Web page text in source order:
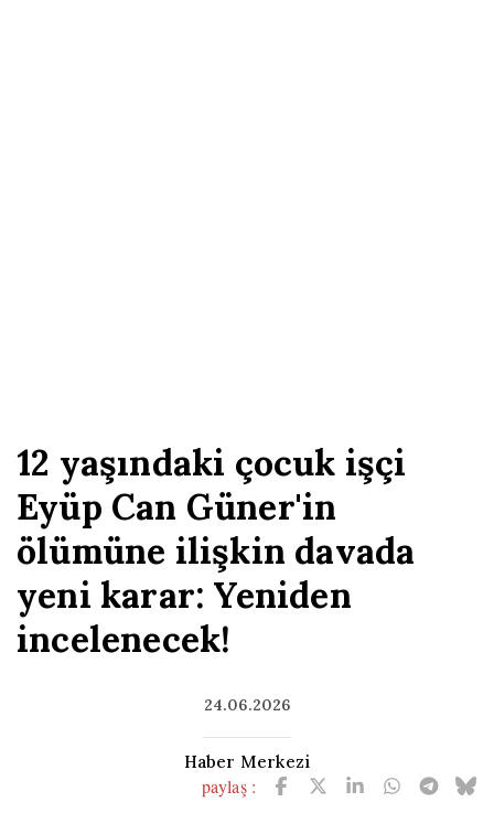
12 yaşındaki çocuk işçi
Eyüp Can Güner'in
ölümüne ilişkin davada
yeni karar: Yeniden
incelenecek!
24.06.2026
Haber Merkezi
paylaş :